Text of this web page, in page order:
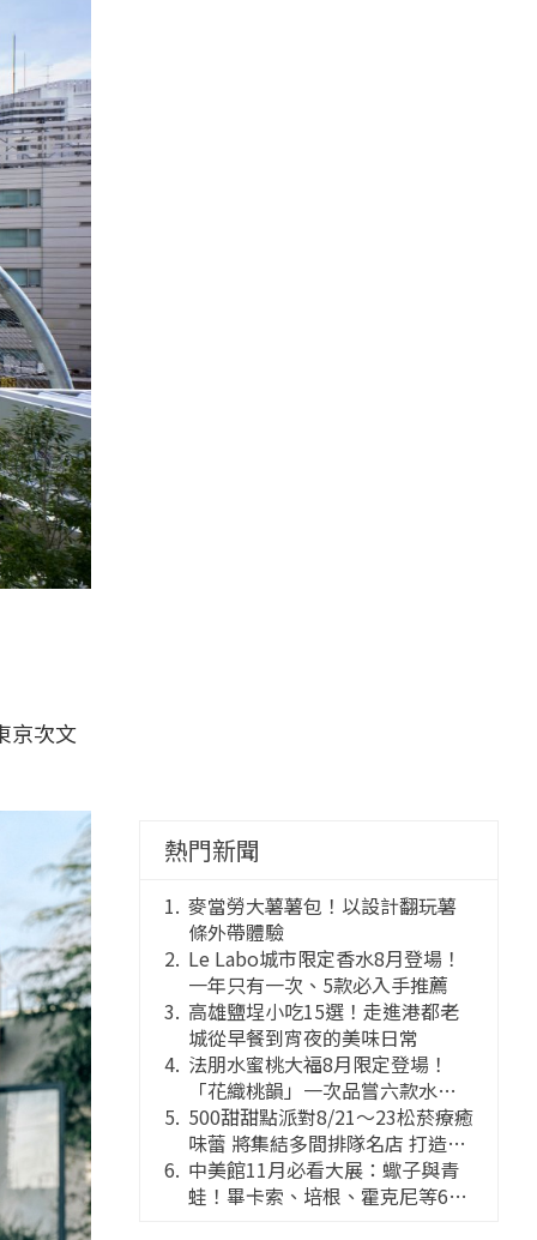
京次文
熱門新聞
麥當勞大薯薯包！以設計翻玩薯
條外帶體驗
Le Labo城市限定香水8月登場！
一年只有一次、5款必入手推薦
高雄鹽埕小吃15選！走進港都老
城從早餐到宵夜的美味日常
法朋水蜜桃大福8月限定登場！
「花織桃韻」一次品嘗六款水蜜
桃花果大福
500甜甜點派對8/21～23松菸療癒
味蕾 將集結多間排隊名店 打造靈
感創意的舞台
中美館11月必看大展：蠍子與青
蛙！畢卡索、培根、霍克尼等66